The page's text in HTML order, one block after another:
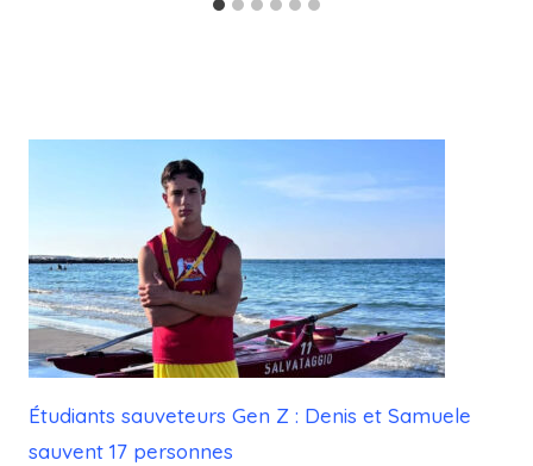
Étudiants sauveteurs Gen Z : Denis et Samuele
sauvent 17 personnes